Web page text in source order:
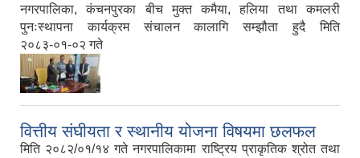
नगरपालिका, कंचनपुरका बीच मुक्त कमैया, हलिया तथा कमलरी
पुनःस्थापना कार्यक्रम संचालन कालागि सम्झौता हुदै मिति
२०८३-०१-०२ गते
वित्तीय संघीयता र स्थानीय योजना विषयमा छलफल
मिति २०८२/०१/१४ गते नगरपालिकामा राष्ट्रिय प्राकृतिक श्रोत तथा